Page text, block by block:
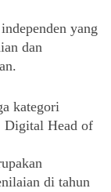
yang
dan
kategori
Digital Head of
di tahun